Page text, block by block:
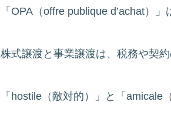
「OPA（offre publique d’achat）
株式譲渡と事業譲渡は、税務や契
「hostile（敵対的）」と「amicale